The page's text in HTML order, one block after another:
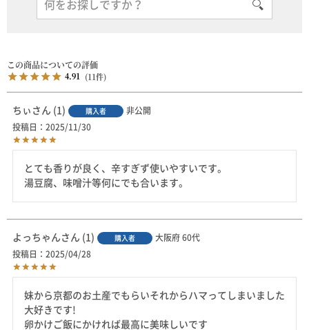
4.91 11
ちぃ 1 購入者
非公開
投稿日
2025/11/30
とても香りが良く、辛すぎず使いやすいです。
湯豆腐、味噌汁等何にでも合います。
よっちゃん 1 購入者 大阪府 60代
投稿日
2025/04/28
妹から京都のお土産でもらいそれからハマってしまいました
大好きです!
卵かけご飯にかければ最高に美味しいです